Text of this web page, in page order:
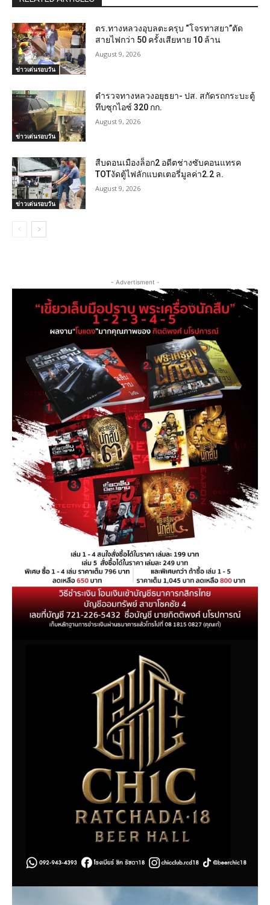
ข่าวเด่นรอบวัน
ตร.ทางหลวงอุบลตะครุบ “โจรทาสยา”ตัด
สายไฟกว่า 50 ครั้งเสียหาย 10 ล้าน
August 9, 2026
ข่าวเด่นรอบวัน
ตำรวจทางหลวงอยุธยา- ปส. สกัดรถกระบะตู้
ทึบซุกไอซ์ 320 กก.
August 9, 2026
ข่าวเด่นรอบวัน
สืบดอนเมืองล็อก2 อดีตช่างซับคอนแทรค
TOTงัดตู้ไฟลักแบตเตอรี่มูลค่า2.2 ล.
August 9, 2026
- Advertisment -